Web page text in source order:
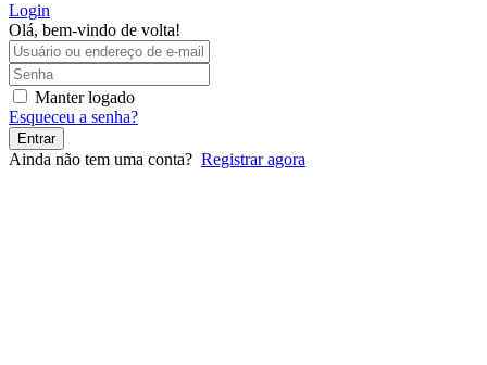
Login
Olá, bem-vindo de volta!
Manter logado
Esqueceu a senha?
Entrar
Ainda não tem uma conta? Registrar agora